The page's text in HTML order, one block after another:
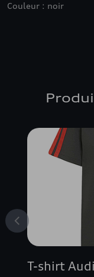
Couleur : noir
T-shirt